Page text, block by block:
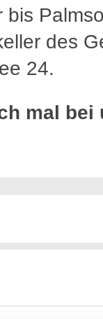
bis
des
24.
mal bei